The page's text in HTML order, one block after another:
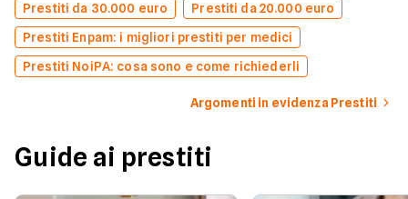
Prestiti da 30.000 euro
Prestiti da 20.000 euro
Prestiti Enpam: i migliori prestiti per medici
Prestiti NoiPA: cosa sono e come richiederli
Argomenti in evidenza Prestiti
Guide ai prestiti